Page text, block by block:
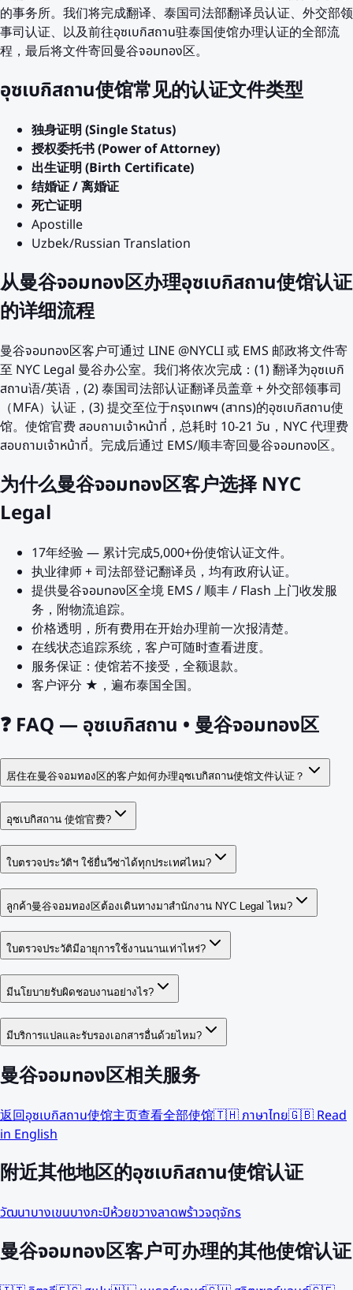
的事务所。我们将完成翻译、泰国司法部翻译员认证、外交部领
事司认证、以及前往อุซเบกิสถาน驻泰国使馆办理认证的全部流
程，最后将文件寄回曼谷จอมทอง区。
อุซเบกิสถาน使馆常见的认证文件类型
独身证明 (Single Status)
授权委托书 (Power of Attorney)
出生证明 (Birth Certificate)
结婚证 / 离婚证
死亡证明
Apostille
Uzbek/Russian Translation
从曼谷จอมทอง区办理อุซเบกิสถาน使馆认证
的详细流程
曼谷จอมทอง区客户可通过 LINE @NYCLI 或 EMS 邮政将文件寄
至 NYC Legal 曼谷办公室。我们将依次完成：(1) 翻译为อุซเบกิ
สถาน语/英语，(2) 泰国司法部认证翻译员盖章 + 外交部领事司
（MFA）认证，(3) 提交至位于กรุงเทพฯ (สาทร)的อุซเบกิสถาน使
馆。使馆官费 สอบถามเจ้าหน้าที่，总耗时 10-21 วัน，NYC 代理费
สอบถามเจ้าหน้าที่。完成后通过 EMS/顺丰寄回曼谷จอมทอง区。
为什么曼谷จอมทอง区客户选择 NYC
Legal
17年经验 — 累计完成5,000+份使馆认证文件。
执业律师 + 司法部登记翻译员，均有政府认证。
提供曼谷จอมทอง区全境 EMS / 顺丰 / Flash 上门收发服
务，附物流追踪。
价格透明，所有费用在开始办理前一次报清楚。
在线状态追踪系统，客户可随时查看进度。
服务保证：使馆若不接受，全额退款。
客户评分 ★，遍布泰国全国。
❓ FAQ — อุซเบกิสถาน • 曼谷จอมทอง区
居住在曼谷จอมทอง区的客户如何办理อุซเบกิสถาน使馆文件认证？
อุซเบกิสถาน 使馆官费?
ใบตรวจประวัติฯ ใช้ยื่นวีซ่าได้ทุกประเทศไหม?
ลูกค้า曼谷จอมทอง区ต้องเดินทางมาสำนักงาน NYC Legal ไหม?
ใบตรวจประวัติมีอายุการใช้งานนานเท่าไหร่?
มีนโยบายรับผิดชอบงานอย่างไร?
มีบริการแปลและรับรองเอกสารอื่นด้วยไหม?
曼谷จอมทอง区相关服务
返回อุซเบกิสถาน使馆主页查看全部使馆🇹🇭 ภาษาไทย🇬🇧 Read
in English
附近其他地区的อุซเบกิสถาน使馆认证
วัฒนาบางเขนบางกะปิห้วยขวางลาดพร้าวจตุจักร
曼谷จอมทอง区客户可办理的其他使馆认证